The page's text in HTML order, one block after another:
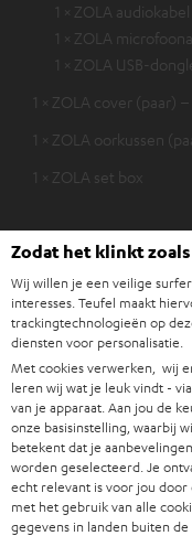
1 × ZOLA
1 × ZOLA
1 × ZOLA USB-
1 × ZOLA cover (paar)
1 × ZOLA oorkussen
1 × ZOLA set box
Zodat het klinkt
Wij willen je een veilige
interesses. Teufel maakt
trackingtechnologieën op
diensten voor personalisatie.
Met cookies verwerken, wij
leren wij wat je leuk vindt -
van je apparaat. Aan jou de
onze basisinstelling, waarbij
betekent dat je
worden geselecteerd. Je
echt relevant is voor jou door
met het gebruik van alle
gegevens in landen buiten